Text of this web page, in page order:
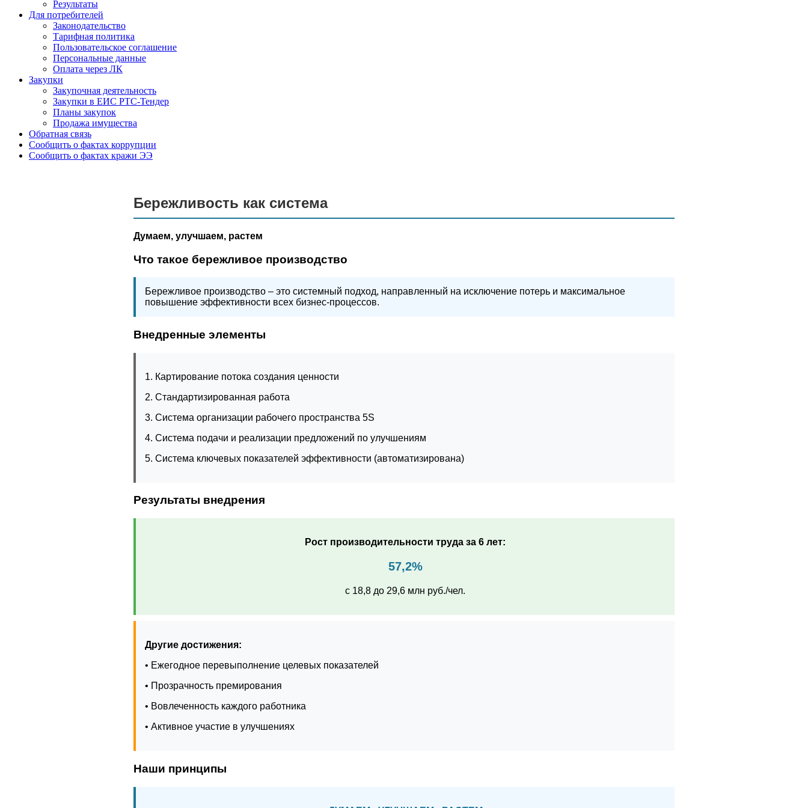
Результаты
Для потребителей
Законодательство
Тарифная политика
Пользовательское соглашение
Персональные данные
Оплата через ЛК
Закупки
Закупочная деятельность
Закупки в ЕИС РТС-Тендер
Планы закупок
Продажа имущества
Обратная связь
Сообщить о фактах коррупции
Сообщить о фактах кражи ЭЭ
Бережливость как система
Думаем, улучшаем, растем
Что такое бережливое производство
Бережливое производство – это системный подход, направленный на исключение потерь и максимальное
повышение эффективности всех бизнес-процессов.
Внедренные элементы
1. Картирование потока создания ценности
2. Стандартизированная работа
3. Система организации рабочего пространства 5S
4. Система подачи и реализации предложений по улучшениям
5. Система ключевых показателей эффективности (автоматизирована)
Результаты внедрения
Рост производительности труда за 6 лет:
57,2%
с 18,8 до 29,6 млн руб./чел.
Другие достижения:
• Ежегодное перевыполнение целевых показателей
• Прозрачность премирования
• Вовлеченность каждого работника
• Активное участие в улучшениях
Наши принципы